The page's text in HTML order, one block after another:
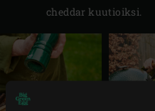
cheddar kuutioiksi.